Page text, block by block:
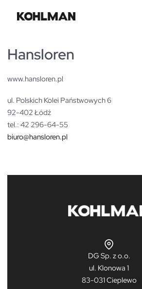
Hansloren
www.hansloren.pl
ul. Polskich Kolei Państwowych 6
92-402 Łódź
tel.: 42 296-64-55
biuro@hansloren.pl
DG Sp. z o.o.
ul. Klonowa 1
83-031 Cieplewo